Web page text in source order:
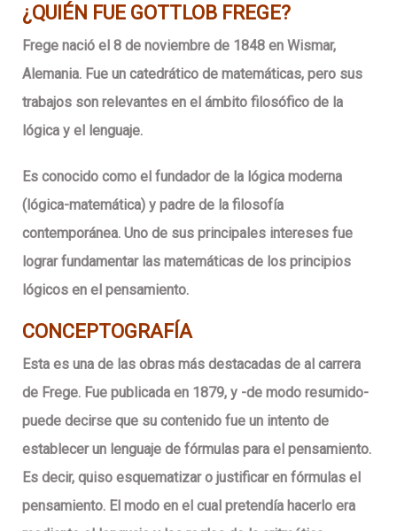
¿QUIÉN FUE GOTTLOB FREGE?
Frege nació el 8 de noviembre de 1848 en Wismar,
Alemania. Fue un catedrático de matemáticas, pero sus
trabajos son relevantes en el ámbito filosófico de la
lógica y el lenguaje.
Es conocido como el fundador de la lógica moderna
(lógica-matemática) y padre de la filosofía
contemporánea. Uno de sus principales intereses fue
lograr fundamentar las matemáticas de los principios
lógicos en el pensamiento.
CONCEPTOGRAFÍA
Esta es una de las obras más destacadas de al carrera
de Frege. Fue publicada en 1879, y -de modo resumido-
puede decirse que su contenido fue un intento de
establecer un lenguaje de fórmulas para el pensamiento.
Es decir, quiso esquematizar o justificar en fórmulas el
pensamiento. El modo en el cual pretendía hacerlo era